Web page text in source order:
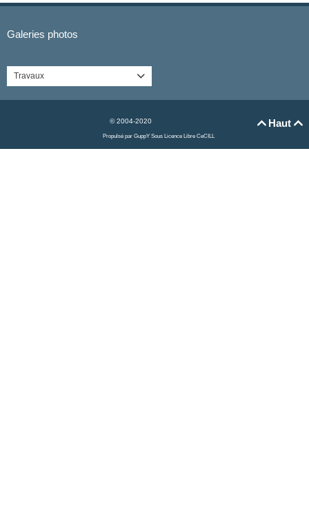
Galeries photos
Travaux 
Haut 
© 2004-2020
Propulsé par GuppY Sous Licence Libre CeCILL